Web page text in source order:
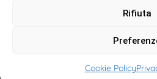
Rifiuta
Cookie Policy
Kitesurfing powered by